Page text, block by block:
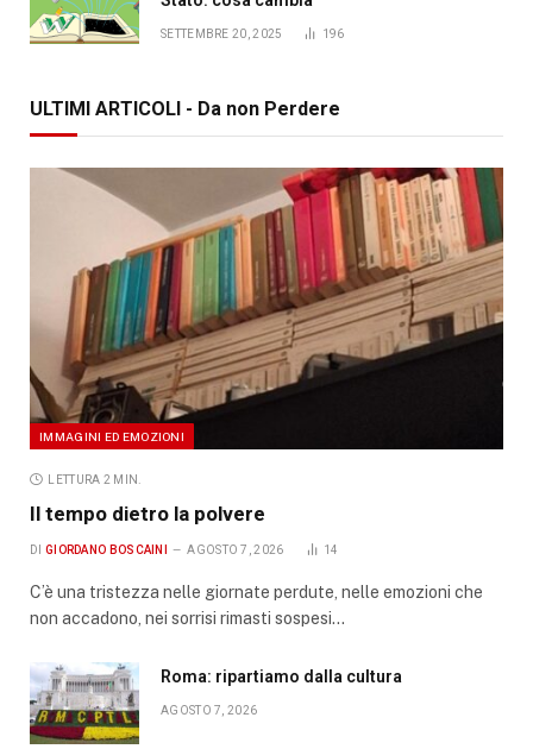
SETTEMBRE 20, 2025 196
ULTIMI ARTICOLI - Da non Perdere
IMMAGINI ED EMOZIONI
LETTURA 2 MIN.
Il tempo dietro la polvere
DI GIORDANO BOSCAINI AGOSTO 7, 2026 14
C’è una tristezza nelle giornate perdute, nelle emozioni che
non accadono, nei sorrisi rimasti sospesi…
Roma: ripartiamo dalla cultura
AGOSTO 7, 2026